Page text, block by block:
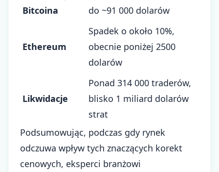
Bitcoina
do ~91 000 dolarów
Ethereum
Spadek o około 10%,
obecnie poniżej 2500
dolarów
Likwidacje
Ponad 314 000 traderów,
blisko 1 miliard dolarów
strat
Podsumowując, podczas gdy rynek
odczuwa wpływ tych znaczących korekt
cenowych, eksperci branżowi